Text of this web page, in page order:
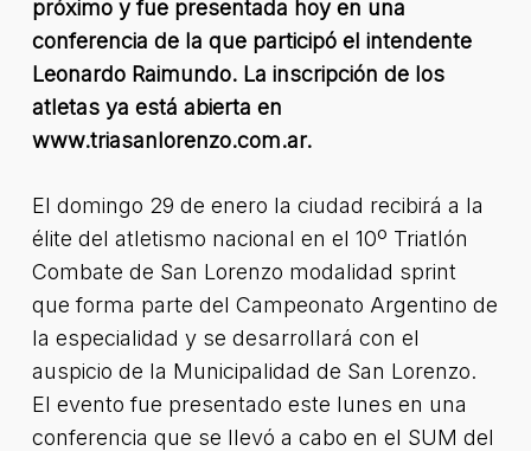
próximo y fue presentada hoy en una
conferencia de la que participó el intendente
Leonardo Raimundo. La inscripción de los
atletas ya está abierta en
www.triasanlorenzo.com.ar.
El domingo 29 de enero la ciudad recibirá a la
élite del atletismo nacional en el 10º Triatlón
Combate de San Lorenzo modalidad sprint
que forma parte del Campeonato Argentino de
la especialidad y se desarrollará con el
auspicio de la Municipalidad de San Lorenzo.
El evento fue presentado este lunes en una
conferencia que se llevó a cabo en el SUM del